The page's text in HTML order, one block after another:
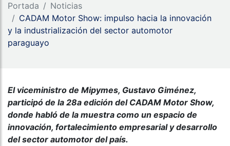
Portada
Noticias
CADAM Motor Show: impulso hacia la innovación
y la industrialización del sector automotor
paraguayo
El viceministro de Mipymes, Gustavo Giménez,
participó de la 28a edición del CADAM Motor Show,
donde habló de la muestra como un espacio de
innovación, fortalecimiento empresarial y desarrollo
del sector automotor del país.